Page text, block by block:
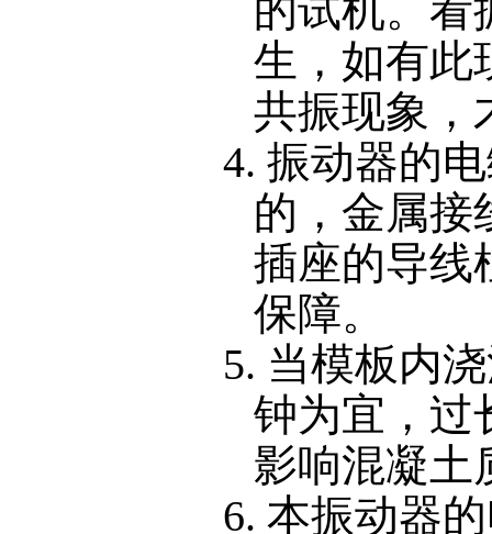
的试机。看
生，如有此
共振现象，
4. 振动器的
的，金属接
插座的导线
保障。
5. 当模板内
钟为宜，过
影响混凝土
6. 本振动器